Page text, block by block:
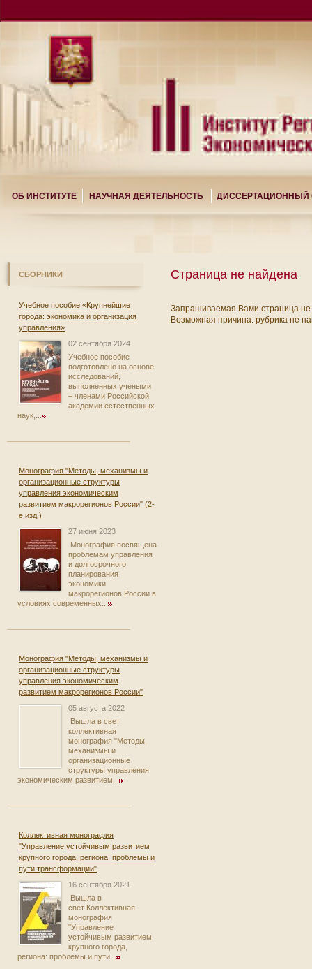
ОБ ИНСТИТУТЕ НАУЧНАЯ ДЕЯТЕЛЬНОСТЬ ДИССЕРТАЦИОННЫЙ
СБОРНИКИ
Учебное пособие «Крупнейшие
города: экономика и организация
управления»
02 сентября 2024
Учебное пособие
подготовлено на основе
исследований,
выполненных учеными
– членами Российской
академии естественных
наук,...
Монография "Методы, механизмы и
организационные структуры
управления экономическим
развитием макрорегионов России" (2-
е изд.)
27 июня 2023
Монография посвящена
проблемам управления
и долгосрочного
планирования
экономики
макрорегионов России в
условиях современных...
Монография "Методы, механизмы и
организационные структуры
управления экономическим
развитием макрорегионов России"
05 августа 2022
Вышла в свет
коллективная
монография "Методы,
механизмы и
организационные
структуры управления
экономическим развитием...
Коллективная монография
"Управление устойчивым развитием
крупного города, региона: проблемы и
пути трансформации"
16 сентября 2021
Вышла в
свет Коллективная
монография
"Управление
устойчивым развитием
крупного города,
региона: проблемы и пути...
Страница не найдена
Запрашиваемая Вами страница
Возможная причина: рубрика не